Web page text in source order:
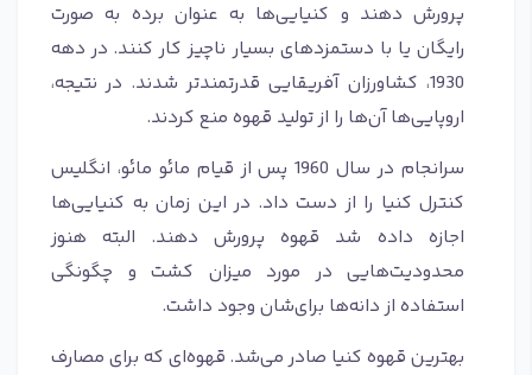
پرورش دهند و کنیایی‌ها به عنوان برده به صورت
رایگان یا با دستمزدهای بسیار ناچیز کار کنند. در دهه
1930، کشاورزان آفریقایی قدرتمندتر شدند. در نتیجه،
اروپایی‌ها آن‌ها را از تولید قهوه منع کردند.
سرانجام در سال 1960 پس از قیام مائو مائو، انگلیس
کنترل کنیا را از دست داد. در این زمان به کنیایی‌ها
اجازه داده شد قهوه پرورش دهند. البته هنوز
محدودیت‌هایی در مورد میزان کشت و چگونگی
استفاده از دانه‌ها برای‌شان وجود داشت.
بهترین قهوه کنیا صادر می‌شد. قهوه‌ای که برای مصارف